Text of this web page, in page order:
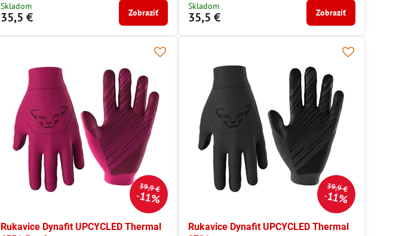
Skladom
35,5 € Zobraziť
Skladom
35,5 € Zobraziť
39,9 €
11%
Rukavice Dynafit UPCYCLED Thermal
39,9 €
11%
Rukavice Dynafit UPCYCLED Thermal